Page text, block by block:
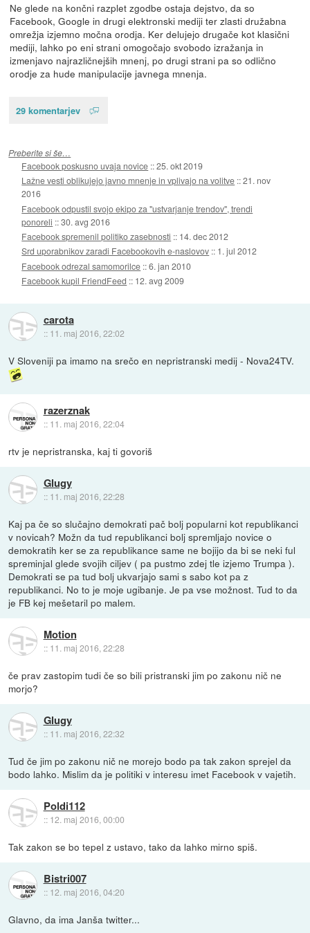
Ne glede na končni razplet zgodbe ostaja dejstvo, da so
Facebook, Google in drugi elektronski mediji ter zlasti družabna
omrežja izjemno močna orodja. Ker delujejo drugače kot klasični
mediji, lahko po eni strani omogočajo svobodo izražanja in
izmenjavo najrazličnejših mnenj, po drugi strani pa so odlično
orodje za hude manipulacije javnega mnenja.
29 komentarjev
Preberite si še…
Facebook poskusno uvaja novice ::25. okt 2019
Lažne vesti oblikujejo javno mnenje in vplivajo na volitve ::21. nov
2016
Facebook odpustil svojo ekipo za "ustvarjanje trendov", trendi
ponoreli ::30. avg 2016
Facebook spremenil politiko zasebnosti :: 14. dec 2012
Srd uporabnikov zaradi Facebookovih e-naslovov :: 1. jul 2012
Facebook odrezal samomorilce ::6. jan 2010
Facebook kupil FriendFeed :: 12. avg 2009
carota
:: 11. maj 2016, 22:02
V Sloveniji pa imamo na srečo en nepristranski medij - Nova24TV.
razerznak
:: 11. maj 2016, 22:04
rtv je nepristranska, kaj ti govoriš
Glugy
:: 11. maj 2016, 22:28
Kaj pa če so slučajno demokrati pač bolj popularni kot republikanci
v novicah? Možn da tud republikanci bolj spremljajo novice o
demokratih ker se za republikance same ne bojijo da bi se neki ful
spreminjal glede svojih ciljev ( pa pustmo zdej tle izjemo Trumpa ).
Demokrati se pa tud bolj ukvarjajo sami s sabo kot pa z
republikanci. No to je moje ugibanje. Je pa vse možnost. Tud to da
je FB kej mešetaril po malem.
Motion
:: 11. maj 2016, 22:28
če prav zastopim tudi če so bili pristranski jim po zakonu nič ne
morjo?
Glugy
:: 11. maj 2016, 22:32
Tud če jim po zakonu nič ne morejo bodo pa tak zakon sprejel da
bodo lahko. Mislim da je politiki v interesu imet Facebook v vajetih.
Poldi112
:: 12. maj 2016, 00:00
Tak zakon se bo tepel z ustavo, tako da lahko mirno spiš.
Bistri007
:: 12. maj 2016, 04:20
Glavno, da ima Janša twitter...